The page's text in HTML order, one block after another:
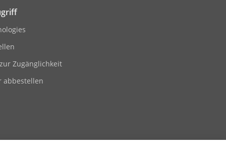
Zugänglichkeit
abbestellen